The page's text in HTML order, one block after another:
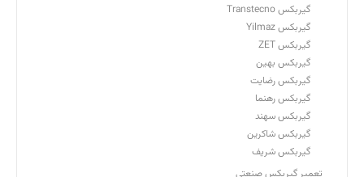
گیربکس Transtecno
گیربکس Yilmaz
گیربکس ZET
گیربکس بهین
گیربکس رضایت
گیربکس رهنما
گیربکس سهند
گیربکس شاکرین
گیربکس شریف
تعمیر گیربکس صنعتی